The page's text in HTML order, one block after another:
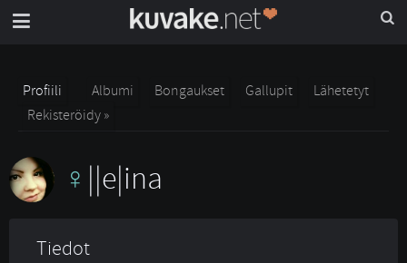
Profiili Albumi Bongaukset Gallupit
Lähetetyt
Rekisteröidy »
||e|ina
Tiedot